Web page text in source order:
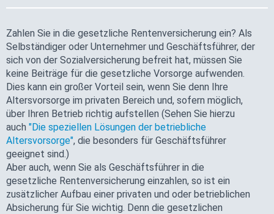
Zahlen Sie in die gesetzliche Rentenversicherung ein? Als
Selbständiger oder Unternehmer und Geschäftsführer, der
sich von der Sozial­versicherung befreit hat, müssen Sie
keine Beiträge für die gesetzliche Vorsorge aufwenden.
Dies kann ein großer Vorteil sein, wenn Sie denn Ihre
Altersvorsorge im privaten Bereich und, sofern möglich,
über Ihren Betrieb richtig aufstellen (Sehen Sie hierzu
auch "Die speziellen Lösungen der betriebliche
Altersvorsorge", die besonders für Geschäftsführer
geeignet sind.)
Aber auch, wenn Sie als Geschäftsführer in die
gesetzliche Rentenversicherung einzahlen, so ist ein
zusätzlicher Aufbau einer privaten und oder betrieblichen
Absicherung für Sie wichtig. Denn die gesetzlichen